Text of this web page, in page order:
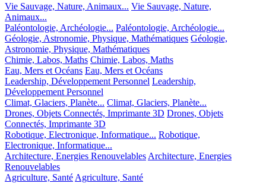
Vie Sauvage, Nature, Animaux... Vie Sauvage, Nature,
Animaux...
Paléontologie, Archéologie... Paléontologie, Archéologie...
Géologie, Astronomie, Physique, Mathématiques Géologie,
Astronomie, Physique, Mathématiques
Chimie, Labos, Maths Chimie, Labos, Maths
Eau, Mers et Océans Eau, Mers et Océans
Leadership, Développement Personnel Leadership,
Développement Personnel
Climat, Glaciers, Planète... Climat, Glaciers, Planète...
Drones, Objets Connectés, Imprimante 3D Drones, Objets
Connectés, Imprimante 3D
Robotique, Electronique, Informatique... Robotique,
Electronique, Informatique...
Architecture, Energies Renouvelables Architecture, Energies
Renouvelables
Agriculture, Santé Agriculture, Santé